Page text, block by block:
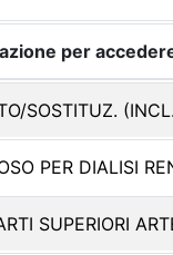
per
SOSTITUZ.
PER DIALISI
SUPERIORI